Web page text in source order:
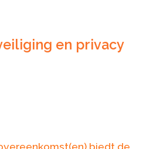
en privacy
biedt de